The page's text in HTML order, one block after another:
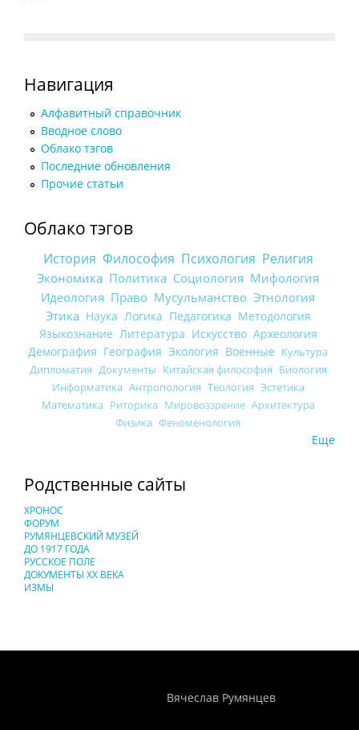
Навигация
Алфавитный справочник
Вводное слово
Облако тэгов
Последние обновления
Прочие статьи
Облако тэгов
История Философия Психология Религия
Экономика Политика Социология Мифология
Идеология Право Мусульманство Этнология
Этика Наука Логика Педагогика Методология
Языкознание Литература Искусство Археология
Демография География Экология Военные Культура
Дипломатия Документы Китайская философия Биология
Информатика Антропология Теология Эстетика
Математика Риторика Мировоззрение Архитектура
Физика Феноменология
Еще
Родственные сайты
ХРОНОС
ФОРУМ
РУМЯНЦЕВСКИЙ МУЗЕЙ
ДО 1917 ГОДА
РУССКОЕ ПОЛЕ
ДОКУМЕНТЫ XX ВЕКА
ИЗМЫ
Вячеслав Румянцев